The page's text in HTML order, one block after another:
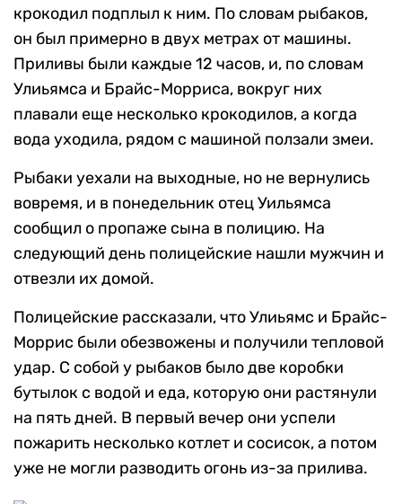
крокодил подплыл к ним. По словам рыбаков,
он был примерно в двух метрах от машины.
Приливы были каждые 12 часов, и, по словам
Улиьямса и Брайс-Морриса, вокруг них
плавали еще несколько крокодилов, а когда
вода уходила, рядом с машиной ползали змеи.
Рыбаки уехали на выходные, но не вернулись
вовремя, и в понедельник отец Уильямса
сообщил о пропаже сына в полицию. На
следующий день полицейские нашли мужчин и
отвезли их домой.
Полицейские рассказали, что Улиьямс и Брайс-
Моррис были обезвожены и получили тепловой
удар. С собой у рыбаков было две коробки
бутылок с водой и еда, которую они растянули
на пять дней. В первый вечер они успели
пожарить несколько котлет и сосисок, а потом
уже не могли разводить огонь из-за прилива.